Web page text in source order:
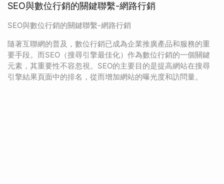
SEO與數位行銷的關鍵聯繫-網路行銷
SEO與數位行銷的關鍵聯繫-網路行銷
隨著互聯網的普及，數位行銷已成為企業推廣產品和服務的重
要手段。而SEO（搜尋引擎最佳化）作為數位行銷的一個關鍵
元素，其重要性不容忽視。SEO的主要目的是提高網站在搜尋
引擎結果頁面中的排名，從而增加網站的曝光度和訪問量。